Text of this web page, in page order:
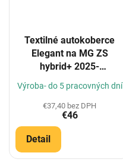
Textilné autokoberce
Elegant na MG ZS
hybrid+ 2025-
Výroba- do 5 pracovných dní
€37,40 bez DPH
€46
Detail